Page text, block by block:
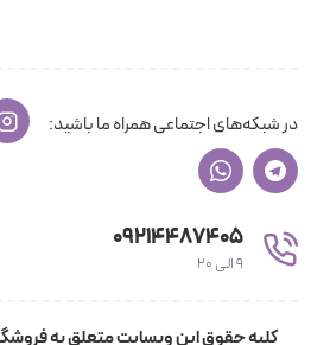
در شبکه‌های اجتماعی همراه ما باشید:
09214487405
9 الی 20
کلیه حقوق این وبسایت متعلق به